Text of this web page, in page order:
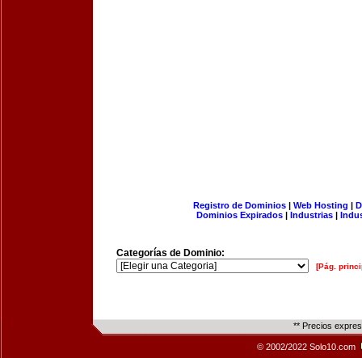
Registro de Dominios| Web Hosting |
Dominios Expirados | Industrias |
Categorías de Dominio:
[Pág.
** Precios
© 2002/2022 Solo10.com